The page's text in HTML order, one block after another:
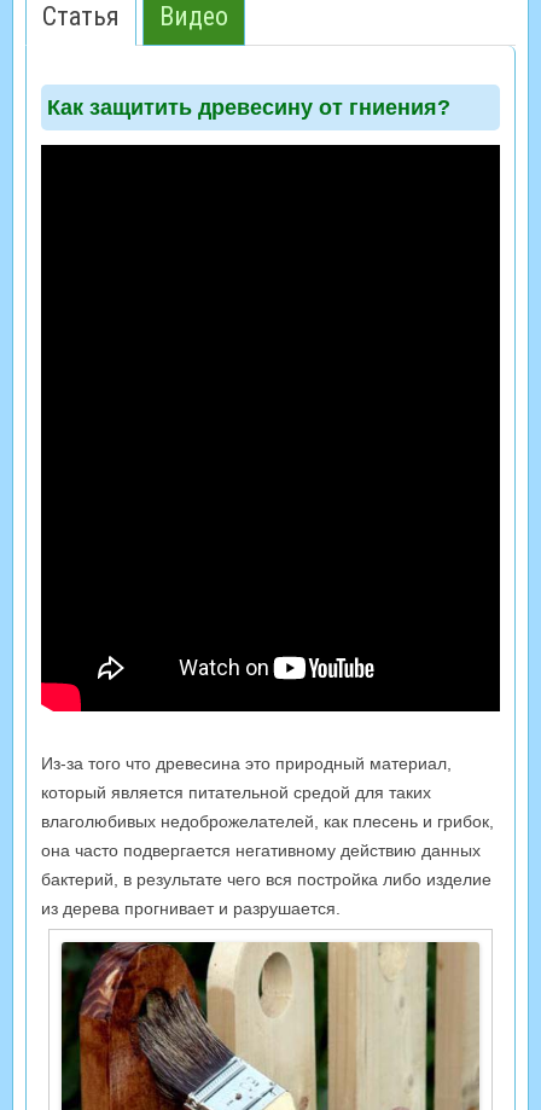
Статья Видео
Как защитить древесину от гниения?
Из-за того что древесина это природный материал,
который является питательной средой для таких
влаголюбивых недоброжелателей, как плесень и грибок,
она часто подвергается негативному действию данных
бактерий, в результате чего вся постройка либо изделие
из дерева прогнивает и разрушается.